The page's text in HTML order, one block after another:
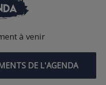
à venir
DE L'AGENDA